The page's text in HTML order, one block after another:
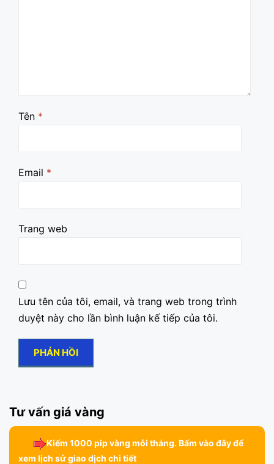
Tên *
Email *
Trang web
Lưu tên của tôi, email, và trang web trong trình
duyệt này cho lần bình luận kế tiếp của tôi.
Tư vấn giá vàng
Kiếm 1000 pip vàng mỗi tháng. Bấm vào đây để
xem lịch sử giao dịch chi tiết